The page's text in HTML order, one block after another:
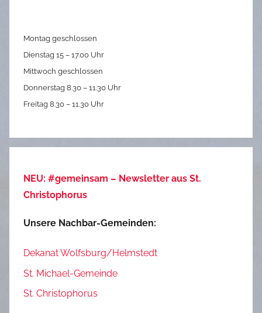
Montag geschlossen
Dienstag 15 – 17.00 Uhr
Mittwoch geschlossen
Donnerstag 8.30 – 11.30 Uhr
Freitag 8.30 – 11.30 Uhr
NEU: #gemeinsam – Newsletter aus St.
Christophorus
Unsere Nachbar-Gemeinden:
Dekanat Wolfsburg/Helmstedt
St. Michael-Gemeinde
St. Christophorus